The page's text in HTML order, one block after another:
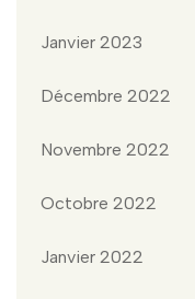
Janvier 2023
Décembre 2022
Novembre 2022
Octobre 2022
Janvier 2022